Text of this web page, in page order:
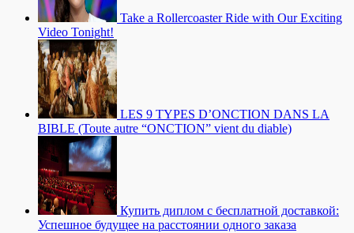
Take a Rollercoaster Ride with Our Exciting
Video Tonight!
LES 9 TYPES D’ONCTION DANS LA
BIBLE (Toute autre “ONCTION” vient du diable)
Купить диплом с бесплатной доставкой:
Успешное будущее на расстоянии одного заказа